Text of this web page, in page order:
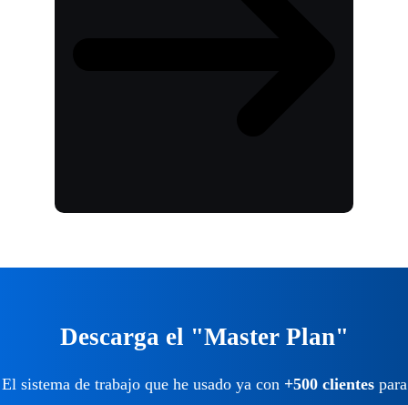
Descarga el "Master Plan"
El sistema de trabajo que he usado ya con +500 clientespara